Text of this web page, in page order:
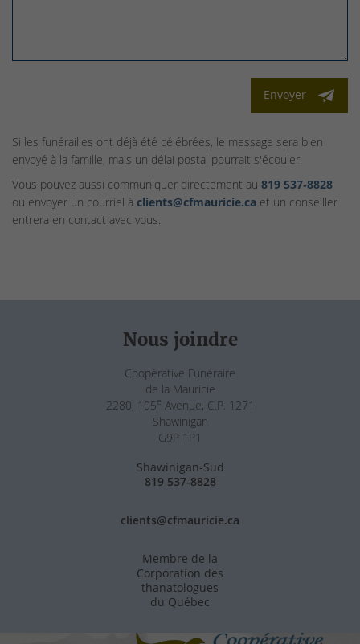
Envoyer
Si les funérailles ont déjà été célébrées, le message sera bien
envoyé à la famille, mais un délai postal pourrait s'écouler.
Vous pouvez aussi communiquer directement au 819 537‑8828
ou envoyer un courriel à clients@cfmauricie.ca et un conseiller
entrera en contact avec vous.
Nous joindre
Coopérative Funéraire
de la Mauricie
2280, 105e Avenue, C.P. 1271
Shawinigan
G9P 1P1
Shawinigan-Sud
819 537-8828
clients@cfmauricie.ca
Membre de la
Corporation des
thanatologues
du Québec